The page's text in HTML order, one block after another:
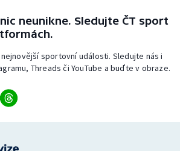
neunikne. Sledujte ČT sport
sportovní události. Sledujte nás i
Threads či YouTube a buďte v obraze.